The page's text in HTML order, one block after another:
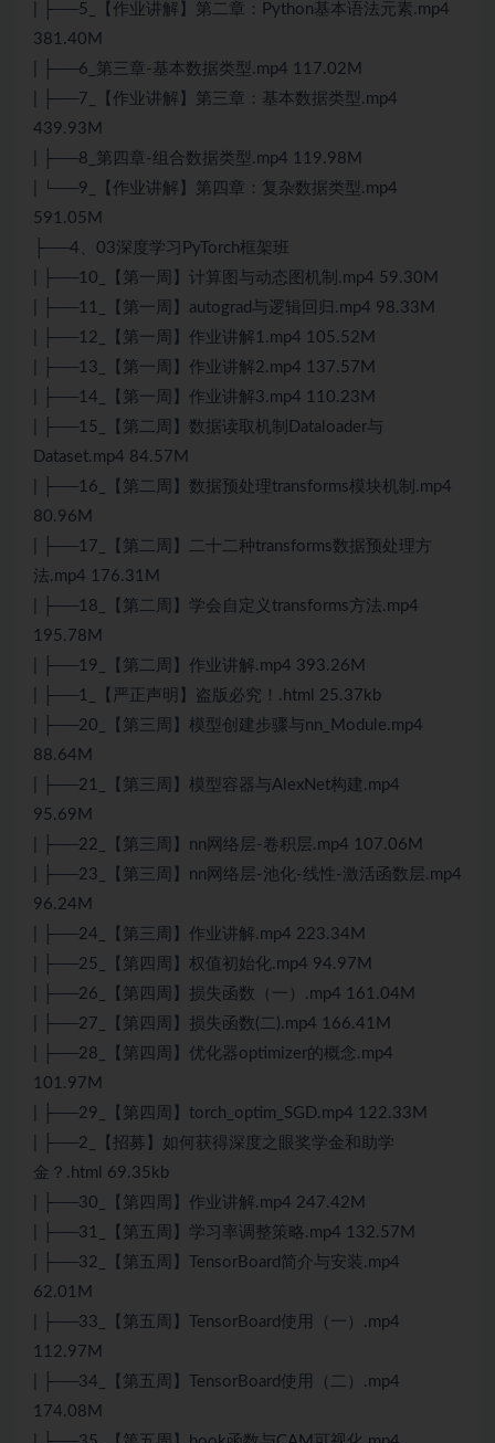
| ├──5_【作业讲解】第二章：Python基本语法元素.mp4
381.40M
| ├──6_第三章-基本数据类型.mp4 117.02M
| ├──7_【作业讲解】第三章：基本数据类型.mp4
439.93M
| ├──8_第四章-组合数据类型.mp4 119.98M
| └──9_【作业讲解】第四章：复杂数据类型.mp4
591.05M
├──4、03深度学习PyTorch框架班
| ├──10_【第一周】计算图与动态图机制.mp4 59.30M
| ├──11_【第一周】autograd与逻辑回归.mp4 98.33M
| ├──12_【第一周】作业讲解1.mp4 105.52M
| ├──13_【第一周】作业讲解2.mp4 137.57M
| ├──14_【第一周】作业讲解3.mp4 110.23M
| ├──15_【第二周】数据读取机制Dataloader与
Dataset.mp4 84.57M
| ├──16_【第二周】数据预处理transforms模块机制.mp4
80.96M
| ├──17_【第二周】二十二种transforms数据预处理方
法.mp4 176.31M
| ├──18_【第二周】学会自定义transforms方法.mp4
195.78M
| ├──19_【第二周】作业讲解.mp4 393.26M
| ├──1_【严正声明】盗版必究！.html 25.37kb
| ├──20_【第三周】模型创建步骤与nn_Module.mp4
88.64M
| ├──21_【第三周】模型容器与AlexNet构建.mp4
95.69M
| ├──22_【第三周】nn网络层-卷积层.mp4 107.06M
| ├──23_【第三周】nn网络层-池化-线性-激活函数层.mp4
96.24M
| ├──24_【第三周】作业讲解.mp4 223.34M
| ├──25_【第四周】权值初始化.mp4 94.97M
| ├──26_【第四周】损失函数（一）.mp4 161.04M
| ├──27_【第四周】损失函数(二).mp4 166.41M
| ├──28_【第四周】优化器optimizer的概念.mp4
101.97M
| ├──29_【第四周】torch_optim_SGD.mp4 122.33M
| ├──2_【招募】如何获得深度之眼奖学金和助学
金？.html 69.35kb
| ├──30_【第四周】作业讲解.mp4 247.42M
| ├──31_【第五周】学习率调整策略.mp4 132.57M
| ├──32_【第五周】TensorBoard简介与安装.mp4
62.01M
| ├──33_【第五周】TensorBoard使用（一）.mp4
112.97M
| ├──34_【第五周】TensorBoard使用（二）.mp4
174.08M